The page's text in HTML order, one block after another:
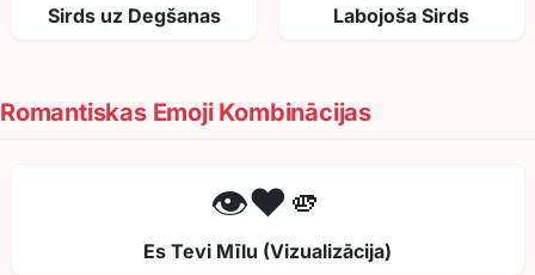
Sirds uz Degšanas Labojoša Sirds
Romantiskas Emoji Kombinācijas
👁️❤️🫵
Es Tevi Mīlu (Vizualizācija)